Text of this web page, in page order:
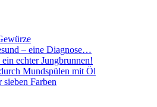
– eine Diagnose…
echter Jungbrunnen!
Mundspülen mit Öl
Farben